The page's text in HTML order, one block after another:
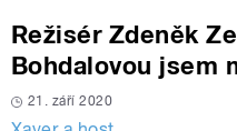
Režisér Zdeněk
Bohdalovou jsem
21. září 2020